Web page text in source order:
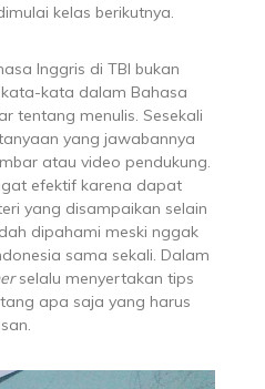
kelas berikutnya.
Inggris di TBI bukan
kata dalam Bahasa
tentang menulis. Sesekali
yang jawabannya
atau video pendukung.
efektif karena dapat
yang disampaikan selain
dipahami meski nggak
sama sekali. Dalam
selalu menyertakan tips
apa saja yang harus